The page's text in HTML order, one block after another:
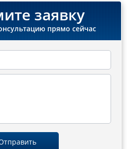
заявку
прямо сейчас